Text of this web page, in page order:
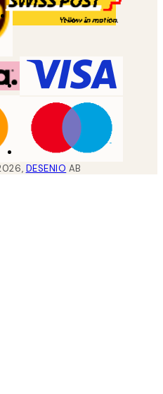
, DESENIO AB